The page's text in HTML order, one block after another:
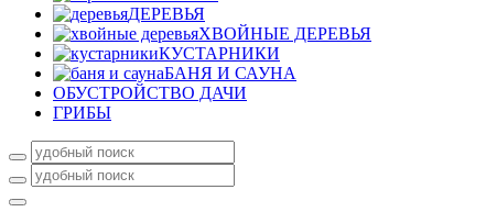
ДЕРЕВЬЯ
ХВОЙНЫЕ ДЕРЕВЬЯ
КУСТАРНИКИ
БАНЯ И САУНА
ОБУСТРОЙСТВО ДАЧИ
ГРИБЫ